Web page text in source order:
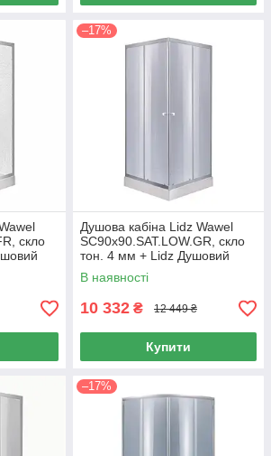
скло
–17%
Душова кабіна Lidz Wawel
SC90x90.SAT.LOW.GR, скло
тон. 4 мм + Lidz Душовий
піддон KAPIELKA ST90x90х14
В наявності
10 332 ₴ 12 449 ₴
Купити
–17%